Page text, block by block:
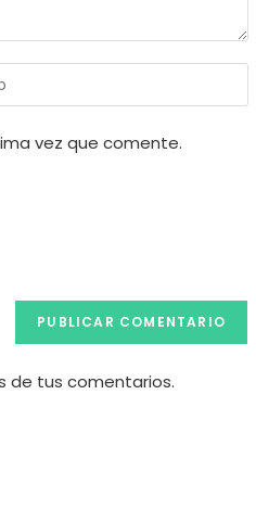
vez que comente.
de tus comentarios.